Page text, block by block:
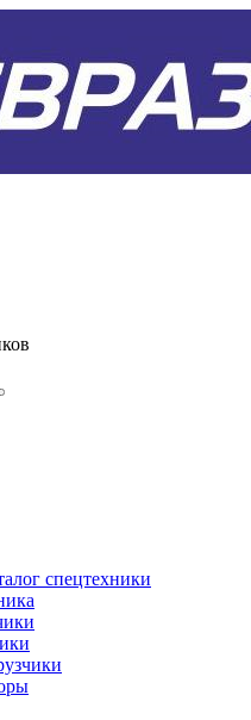
спецтехники